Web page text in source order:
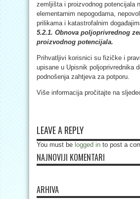
zemljišta i proizvodnog potencijala
elementarnim nepogodama,
prilikama i katastrofalnim
5.2.1. Obnova poljoprivrednog
proizvodnog potencijala.
Prihvatljivi korisnici su fizičke i
upisane u Upisnik poljoprivrednika
podnošenja zahtjeva za potporu.
Više informacija pročitajte na
LEAVE A REPLY
You must be logged in to post a
NAJNOVIJI KOMENTARI
ARHIVA